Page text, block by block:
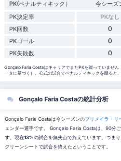
PK(ペナルティキック） 今シーズ
PK決定率
PKなし
PK回数
0
PKゴール 0
PK失敗数 0
Gonçalo Faria CostaはキャリアでまだPKを蹴っていませ
ータに基づく）。公式の試合でペナルティキックを蹴ると
Gonçalo Faria Costaの統計分析
Gonçalo Faria Costaは今シーズンのプリメイラ・リ
ェンダー選手です。 Gonçalo Faria Costaは、90分
す。現在13%の試合を無失点で終えています。つま
クリーンシートで試合を終えたということです。